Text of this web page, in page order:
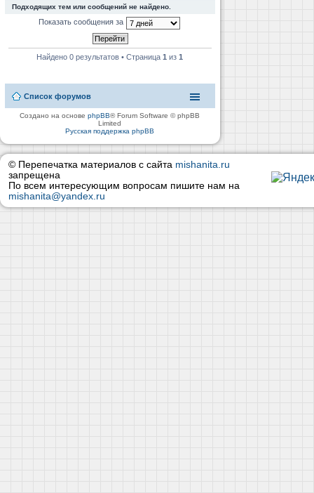
Подходящих тем или сообщений не найдено.
Показать сообщения за
Найдено 0 результатов • Страница1 из1
Список форумов
Создано на основеphpBB® Forum Software © phpBB
Limited
Русская поддержка phpBB
© Перепечатка материалов с сайта mishanita.ru
запрещена
По всем интересующим вопросам пишите нам на
mishanita@yandex.ru